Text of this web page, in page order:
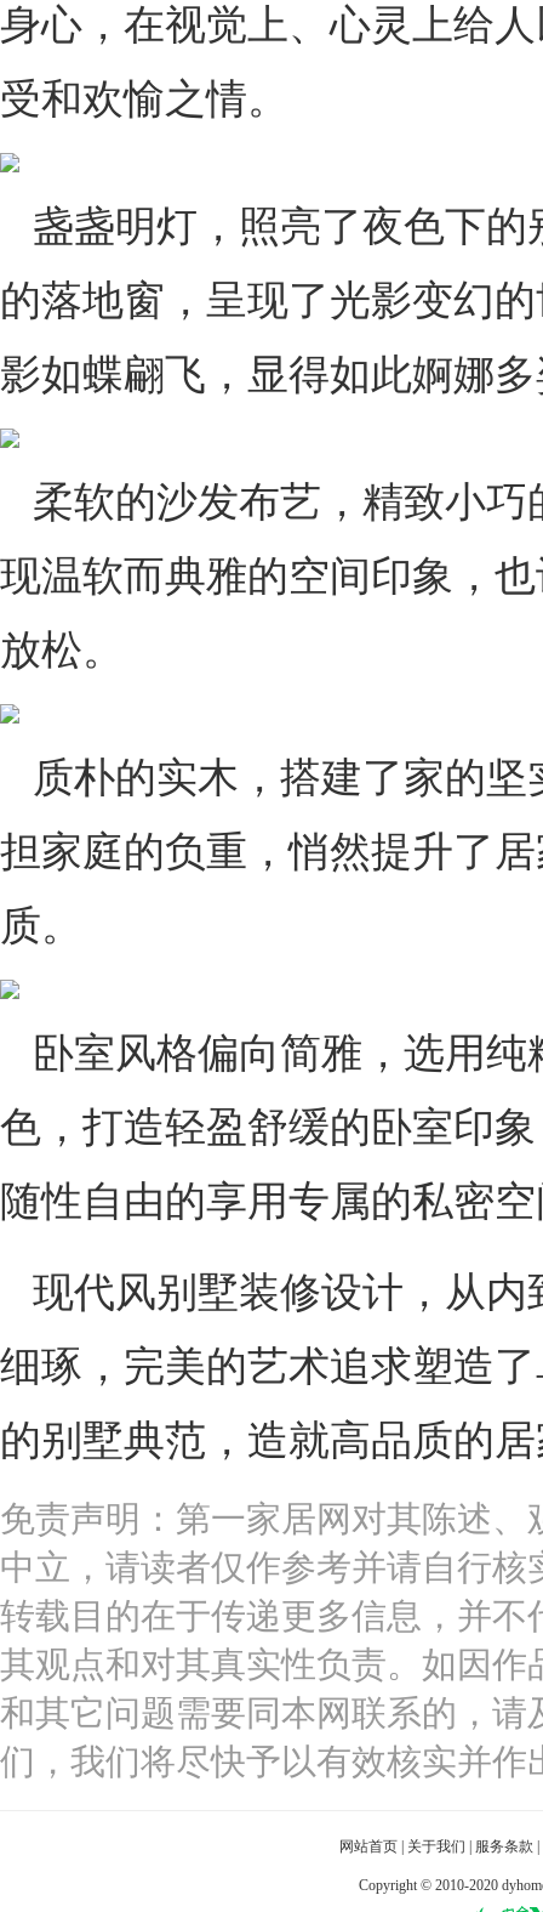
身心，在视觉上、心灵上给
受和欢愉之情。
盏盏明灯，照亮了夜色下的
的落地窗，呈现了光影变幻
影如蝶翩飞，显得如此婀娜
柔软的沙发布艺，精致小巧
现温软而典雅的空间印象，
放松。
质朴的实木，搭建了家的坚
担家庭的负重，悄然提升了
质。
卧室风格偏向简雅，选用纯
色，打造轻盈舒缓的卧室印
随性自由的享用专属的私密
现代风别墅装修设计，从内
细琢，完美的艺术追求塑造
的别墅典范，造就高品质的
免责声明：第一家居网对其陈述、
中立，请读者仅作参考并请自行核
转载目的在于传递更多信息，并不
其观点和对其真实性负责。如因作
和其它问题需要同本网联系的，请
们，我们将尽快予以有效核实并作
网站首页 关于我们 服务条款
Copyright © 2010-2020